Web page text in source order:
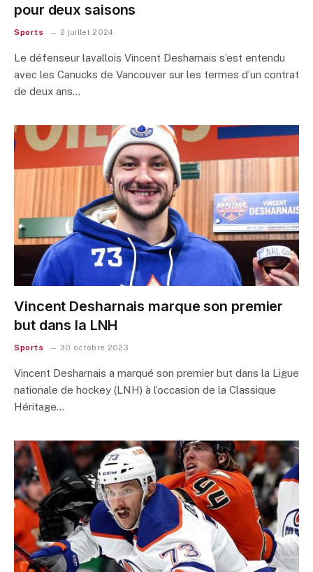
pour deux saisons
Sports 2 juillet 2024
Le défenseur lavallois Vincent Desharnais s’est entendu
avec les Canucks de Vancouver sur les termes d’un contrat
de deux ans…
Vincent Desharnais marque son premier
but dans la LNH
Sports 30 octobre 2023
Vincent Desharnais a marqué son premier but dans la Ligue
nationale de hockey (LNH) à l’occasion de la Classique
Héritage…